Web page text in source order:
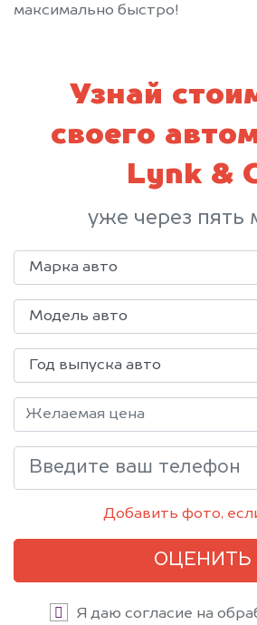
максимально быстро!
Узнай
своего
Lynk &
уже через пять
Добавить фото,
ОЦЕНИТЬ
Я даю согласие на